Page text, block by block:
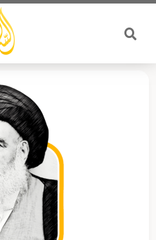
تخطي
المحتوى